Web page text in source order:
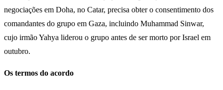
negociações em Doha, no Catar, precisa obter o consentimento dos
comandantes do grupo em Gaza, incluindo Muhammad Sinwar,
cujo irmão Yahya liderou o grupo antes de ser morto por Israel em
outubro.
Os termos do acordo